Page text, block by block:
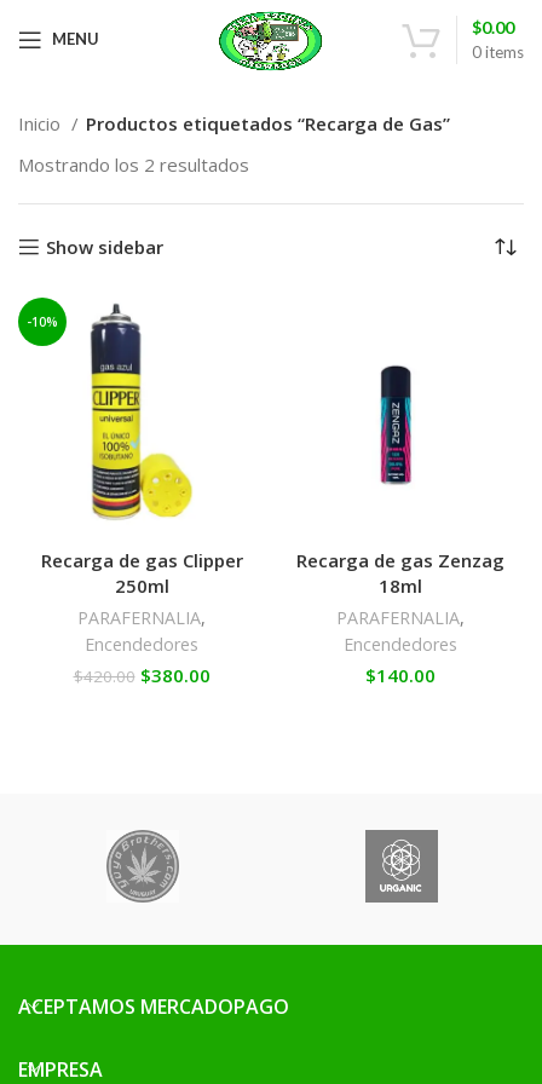
MENU
0items
$0.00
Inicio
Productos etiquetados “Recarga de Gas”
Mostrando los 2 resultados
Show sidebar
-10%
Recarga de gas Clipper
250ml
PARAFERNALIA,
Encendedores
$420.00 $380.00
Recarga de gas Zenzag
18ml
PARAFERNALIA,
Encendedores
$140.00
ACEPTAMOS MERCADOPAGO
EMPRESA